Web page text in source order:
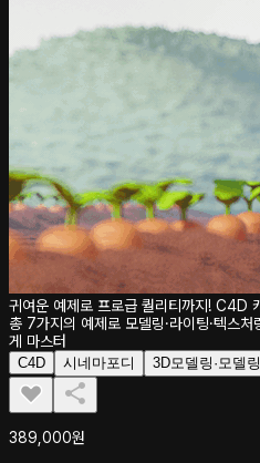
귀여운 예제로 프로급 퀄리티까지! C4D
총 7가지의 예제로 모델링·라이팅·텍스처
게 마스터
C4D 시네마포디 3D모델링·모델링
389,000원